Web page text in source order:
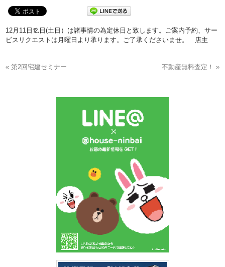
12月11日⒓日(土日）は諸事情の為定休日と致します。ご案内予約、サー
ビスリクエストは月曜日より承ります。ご了承くださいませ。 店主
« 第2回宅建セミナー 不動産無料査定！ »